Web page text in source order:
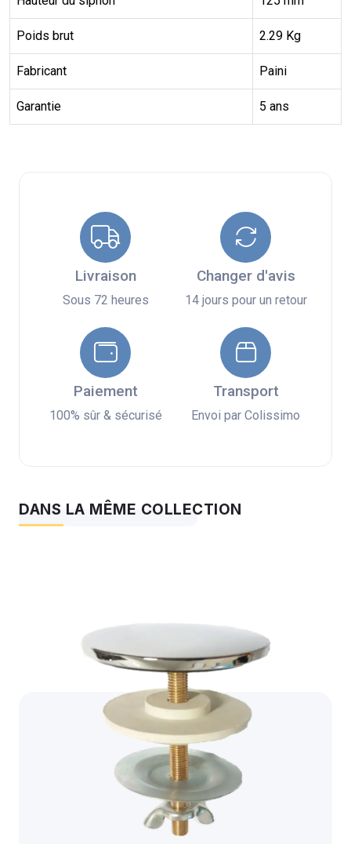
Poids brut 2.29 Kg
Fabricant Paini
Garantie 5 ans
Livraison
Sous 72 heures
Changer d'avis
14 jours pour un retour
Paiement
100% sûr & sécurisé
Transport
Envoi par Colissimo
DANS LA MÊME COLLECTION